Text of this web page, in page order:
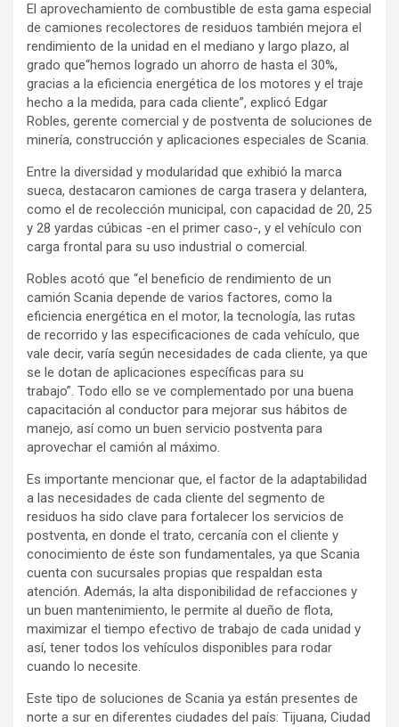
El aprovechamiento de combustible de esta gama especial
de camiones recolectores de residuos también mejora el
rendimiento de la unidad en el mediano y largo plazo, al
grado que“hemos logrado un ahorro de hasta el 30%,
gracias a la eficiencia energética de los motores y el traje
hecho a la medida, para cada cliente”, explicó Edgar
Robles, gerente comercial y de postventa de soluciones de
minería, construcción y aplicaciones especiales de Scania.
Entre la diversidad y modularidad que exhibió la marca
sueca, destacaron camiones de carga trasera y delantera,
como el de recolección municipal, con capacidad de 20, 25
y 28 yardas cúbicas -en el primer caso-, y el vehículo con
carga frontal para su uso industrial o comercial.
Robles acotó que “el beneficio de rendimiento de un
camión Scania depende de varios factores, como la
eficiencia energética en el motor, la tecnología, las rutas
de recorrido y las especificaciones de cada vehículo, que
vale decir, varía según necesidades de cada cliente, ya que
se le dotan de aplicaciones específicas para su
trabajo”. Todo ello se ve complementado por una buena
capacitación al conductor para mejorar sus hábitos de
manejo, así como un buen servicio postventa para
aprovechar el camión al máximo.
Es importante mencionar que, el factor de la adaptabilidad
a las necesidades de cada cliente del segmento de
residuos ha sido clave para fortalecer los servicios de
postventa, en donde el trato, cercanía con el cliente y
conocimiento de éste son fundamentales, ya que Scania
cuenta con sucursales propias que respaldan esta
atención. Además, la alta disponibilidad de refacciones y
un buen mantenimiento, le permite al dueño de flota,
maximizar el tiempo efectivo de trabajo de cada unidad y
así, tener todos los vehículos disponibles para rodar
cuando lo necesite.
Este tipo de soluciones de Scania ya están presentes de
norte a sur en diferentes ciudades del país: Tijuana, Ciudad